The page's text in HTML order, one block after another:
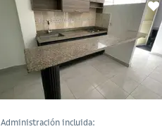
Administración incluida: